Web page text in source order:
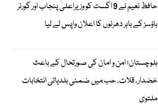
حافظ نعیم نے 9 اگست کو وزیراعلیٰ پنجاب اور گورنر
ہاؤسز کے باہر دھرنوں کا اعلان واپس لے لیا
بلوچستان؛ امن و امان کی صورتحال کے باعث
خضدار، قلات، حب میں ضمنی بلدیاتی انتخابات
ملتوی